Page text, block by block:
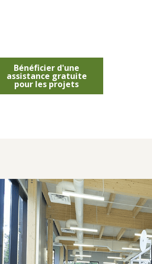
Bénéficier d'une
assistance gratuite
pour les projets